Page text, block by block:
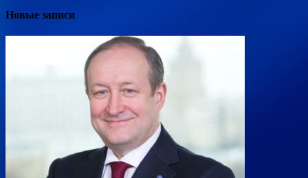
Новые записи